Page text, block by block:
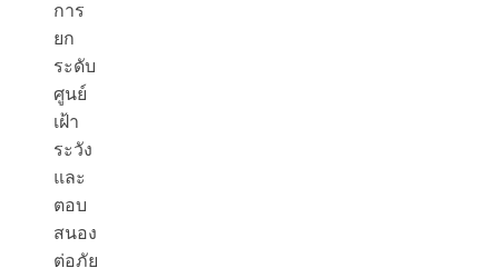
การ
ยก
ระดับ
ศูนย์
เฝ้า
ระวัง
และ
ตอบ
สนอง
ต่อภัย